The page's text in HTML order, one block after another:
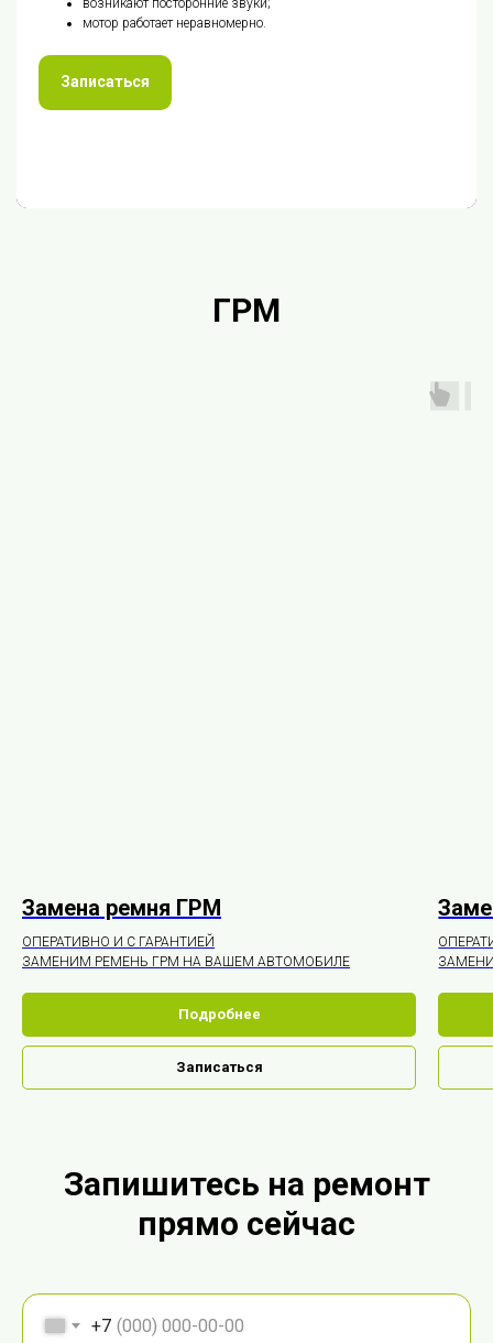
возникают посторонние звуки;
мотор работает неравномерно.
Записаться
ГРМ
Замена ремня ГРМ
ОПЕРАТИВНО И С ГАРАНТИЕЙ
ЗАМЕНИМ РЕМЕНЬ ГРМ НА ВАШЕМ АВТОМОБИЛЕ
Подробнее
Записаться
Запишитесь на ремонт
прямо сейчас
+7